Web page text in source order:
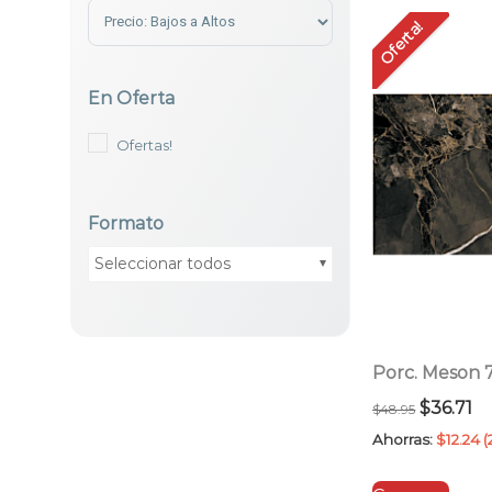
En Oferta
Ofertas!
Formato
Seleccionar todos
Oferta!
Porc. Meson
$48.95 El
precio
$36.71
Ahorras: $12.24